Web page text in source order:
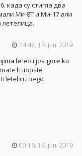
када су стигла два
Ми-8Т и Ми-17 али
летелица.
14:47, 13. jun. 2019.
leteo i jos gore ko
li uopste
letelicu nego
00:16, 14. jun. 2019.